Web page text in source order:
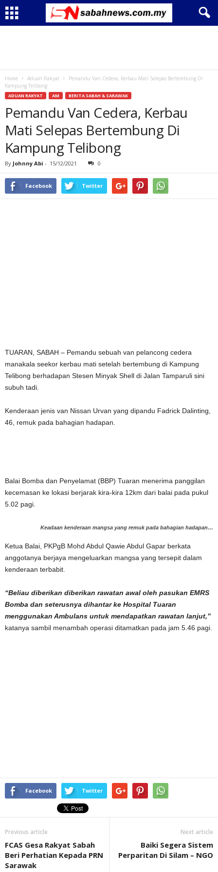
Home Aduan Rakyat
Pemandu Van Cedera, Kerbau Mati Selepas Bertembung Di
Kampung Telibong
ADUAN RAKYAT AM BERITA SABAH & SARAWAK
Pemandu Van Cedera, Kerbau
Mati Selepas Bertembung Di
Kampung Telibong
By Johnny Abi - 15/12/2021 0
Facebook Twitter
TUARAN, SABAH – Pemandu sebuah van pelancong cedera
manakala seekor kerbau mati setelah bertembung di Kampung
Telibong berhadapan Stesen Minyak Shell di Jalan Tamparuli sini
subuh tadi.
Kenderaan jenis van Nissan Urvan yang dipandu Fadrick Dalinting,
46, remuk pada bahagian hadapan.
Balai Bomba dan Penyelamat (BBP) Tuaran menerima panggilan
kecemasan ke lokasi berjarak kira-kira 12km dari balai pada pukul
5.02 pagi.
Keadaan kenderaan mangsa yang remuk pada bahagian hadapan…
Ketua Balai, PKPgB Mohd Abdul Qawie Abdul Gapar berkata
anggotanya berjaya mengeluarkan mangsa yang tersepit dalam
kenderaan terbabit.
“Beliau diberikan diberikan rawatan awal oleh pasukan EMRS
Bomba dan seterusnya dihantar ke Hospital Tuaran
menggunakan Ambulans untuk mendapatkan rawatan lanjut,”
katanya sambil menambah operasi ditamatkan pada jam 5.46 pagi.
Facebook Twitter
Previous article
FCAS Gesa Rakyat Sabah
Beri Perhatian Kepada PRN
Sarawak
Next article
Baiki Segera Sistem
Perparitan Di Silam – NGO